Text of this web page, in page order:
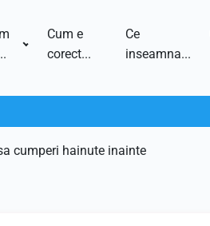
Cum e
corect...
Ce
inseamna...
cumperi hainute inainte